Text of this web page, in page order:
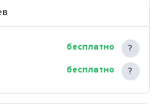
бесплатно
бесплатно